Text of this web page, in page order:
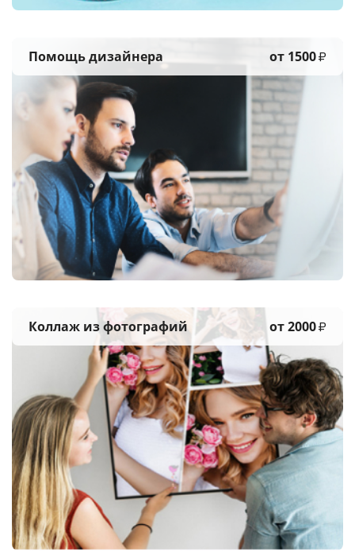
Помощь дизайнера от 1500₽
Коллаж из фотографий от 2000₽